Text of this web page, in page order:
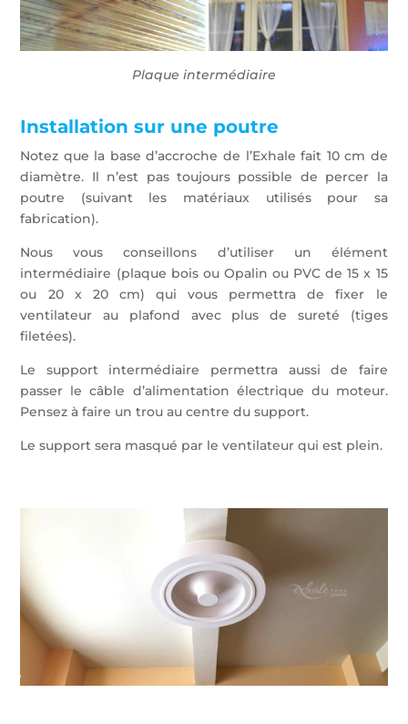
Plaque intermédiaire
Installation sur une poutre
Notez que la base d’accroche de l’Exhale fait 10 cm de
diamètre. Il n’est pas toujours possible de percer la
poutre (suivant les matériaux utilisés pour sa
fabrication).
Nous vous conseillons d’utiliser un élément
intermédiaire (plaque bois ou Opalin ou PVC de 15 x 15
ou 20 x 20 cm) qui vous permettra de fixer le
ventilateur au plafond avec plus de sureté (tiges
filetées).
Le support intermédiaire permettra aussi de faire
passer le câble d’alimentation électrique du moteur.
Pensez à faire un trou au centre du support.
Le support sera masqué par le ventilateur qui est plein.